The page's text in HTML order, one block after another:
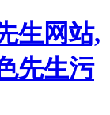
生网站,
先生污